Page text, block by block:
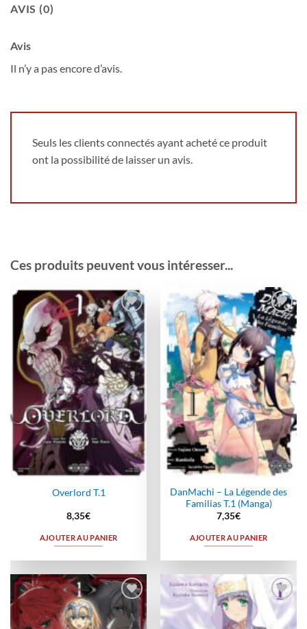
AVIS (0)
Avis
Il n’y a pas encore d’avis.
Seuls les clients connectés ayant acheté ce produit
ont la possibilité de laisser un avis.
Ces produits peuvent vous intéresser...
Ajouter
à la
wishlist
Overlord T.1
8,35€
AJOUTER AU PANIER
Ajouter
à la
wishlist
DanMachi – La Légende des
Familias T.1 (Manga)
7,35€
AJOUTER AU PANIER
Ajouter
à la
Ajouter
à la